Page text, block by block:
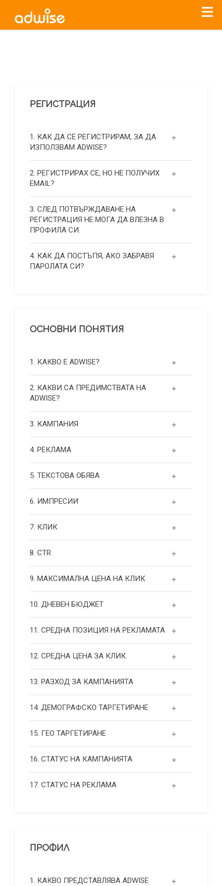
РЕГИСТРАЦИЯ
1. КАК ДА СЕ РЕГИСТРИРАМ, ЗА ДА
ИЗПОЛЗВАМ ADWISE?
2. РЕГИСТРИРАХ СЕ, НО НЕ ПОЛУЧИХ
EMAIL?
3. СЛЕД ПОТВЪРЖДАВАНЕ НА
РЕГИСТРАЦИЯ НЕ МОГА ДА ВЛЕЗНА В
ПРОФИЛА СИ.
4. КАК ДА ПОСТЪПЯ, АКО ЗАБРАВЯ
ПАРОЛАТА СИ?
ОСНОВНИ ПОНЯТИЯ
1. КАКВО Е ADWISE?
2. КАКВИ СА ПРЕДИМСТВАТА НА
ADWISE?
3. КАМПАНИЯ
4. РЕКЛАМА
5. ТЕКСТОВА ОБЯВА
6. ИМПРЕСИИ
7. КЛИК
8. CTR
9. МАКСИМАЛНА ЦЕНА НА КЛИК
10. ДНЕВЕН БЮДЖЕТ
11. СРЕДНА ПОЗИЦИЯ НА РЕКЛАМАТА
12. СРЕДНА ЦЕНА ЗА КЛИК
13. РАЗХОД ЗА КАМПАНИЯТА
14. ДЕМОГРАФСКО ТАРГЕТИРАНЕ
15. ГЕО ТАРГЕТИРАНЕ
16. СТАТУС НА КАМПАНИЯТА
17. СТАТУС НА РЕКЛАМА
ПРОФИЛ
1. КАКВО ПРЕДСТАВЛЯВА ADWISE